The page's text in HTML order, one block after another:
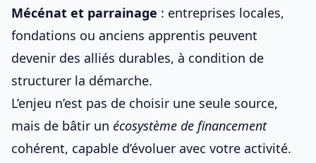
Mécénat et parrainage : entreprises locales,
fondations ou anciens apprentis peuvent
devenir des alliés durables, à condition de
structurer la démarche.
L’enjeu n’est pas de choisir une seule source,
mais de bâtir un écosystème de financement
cohérent, capable d’évoluer avec votre activité.